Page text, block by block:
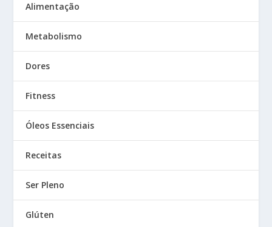
Alimentação
Metabolismo
Dores
Fitness
Óleos Essenciais
Receitas
Ser Pleno
Glúten